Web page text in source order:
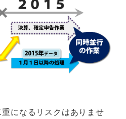
になるリスクはありませ